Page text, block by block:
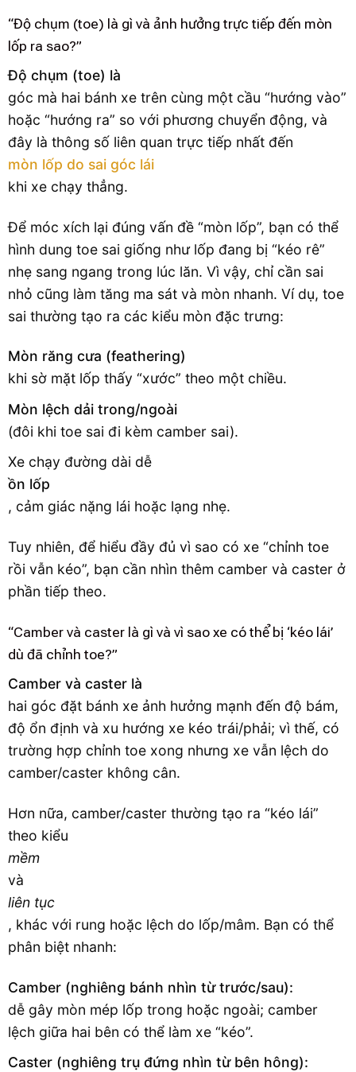
“Độ chụm (toe) là gì và ảnh hưởng trực tiếp đến mòn
lốp ra sao?”
Độ chụm (toe) là
góc mà hai bánh xe trên cùng một cầu “hướng vào”
hoặc “hướng ra” so với phương chuyển động, và
đây là thông số liên quan trực tiếp nhất đến
mòn lốp do sai góc lái
khi xe chạy thẳng.
Để móc xích lại đúng vấn đề “mòn lốp”, bạn có thể
hình dung toe sai giống như lốp đang bị “kéo rê”
nhẹ sang ngang trong lúc lăn. Vì vậy, chỉ cần sai
nhỏ cũng làm tăng ma sát và mòn nhanh. Ví dụ, toe
sai thường tạo ra các kiểu mòn đặc trưng:
Mòn răng cưa (feathering)
khi sờ mặt lốp thấy “xước” theo một chiều.
Mòn lệch dải trong/ngoài
(đôi khi toe sai đi kèm camber sai).
Xe chạy đường dài dễ
ồn lốp
, cảm giác nặng lái hoặc lạng nhẹ.
Tuy nhiên, để hiểu đầy đủ vì sao có xe “chỉnh toe
rồi vẫn kéo”, bạn cần nhìn thêm camber và caster ở
phần tiếp theo.
“Camber và caster là gì và vì sao xe có thể bị ‘kéo lái’
dù đã chỉnh toe?”
Camber và caster là
hai góc đặt bánh xe ảnh hưởng mạnh đến độ bám,
độ ổn định và xu hướng xe kéo trái/phải; vì thế, có
trường hợp chỉnh toe xong nhưng xe vẫn lệch do
camber/caster không cân.
Hơn nữa, camber/caster thường tạo ra “kéo lái”
theo kiểu
mềm
và
liên tục
, khác với rung hoặc lệch do lốp/mâm. Bạn có thể
phân biệt nhanh:
Camber (nghiêng bánh nhìn từ trước/sau):
dễ gây mòn mép lốp trong hoặc ngoài; camber
lệch giữa hai bên có thể làm xe “kéo”.
Caster (nghiêng trụ đứng nhìn từ bên hông):